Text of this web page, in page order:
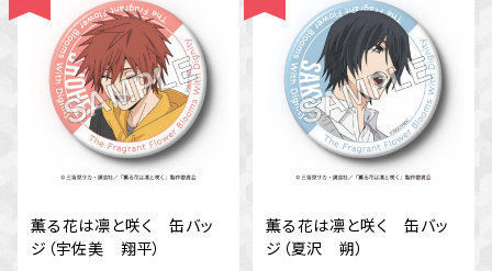
薫る花は凛と咲く 缶バッ
ジ（宇佐美 翔平）
薫る花は凛と咲く 缶バッ
ジ（夏沢 朔）